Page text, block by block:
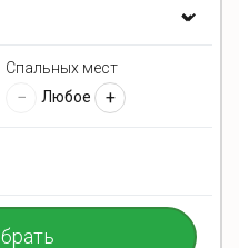
Спальных мест
− Любое +